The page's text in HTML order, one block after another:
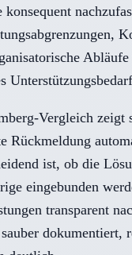
Vergleich zeigt
Rückmeldung
ist, ob die
eingebunden
transparent
dokumentiert,